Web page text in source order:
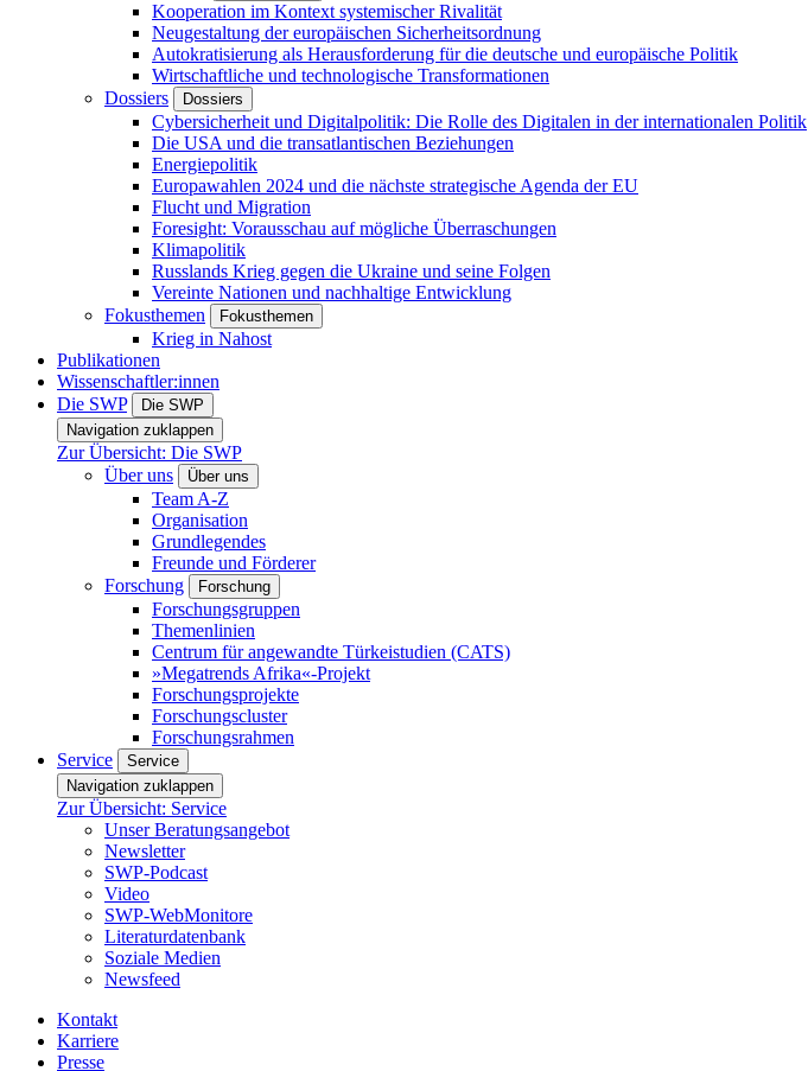
Kooperation im Kontext systemischer Rivalität
Neugestaltung der europäischen Sicherheitsordnung
Autokratisierung als Herausforderung für die deutsche und europäische Politik
Wirtschaftliche und technologische Transformationen
Dossiers
Dossiers
Cybersicherheit und Digitalpolitik: Die Rolle des Digitalen in der internationalen Politik
Die USA und die transatlantischen Beziehungen
Energiepolitik
Europawahlen 2024 und die nächste strategische Agenda der EU
Flucht und Migration
Foresight: Vorausschau auf mögliche Überraschungen
Klimapolitik
Russlands Krieg gegen die Ukraine und seine Folgen
Vereinte Nationen und nachhaltige Entwicklung
Fokusthemen
Fokusthemen
Krieg in Nahost
Publikationen
Wissenschaftler:innen
Die SWP
Die SWP
Navigation zuklappen
Zur Übersicht: Die SWP
Über uns
Über uns
Team A-Z
Organisation
Grundlegendes
Freunde und Förderer
Forschung
Forschung
Forschungsgruppen
Themenlinien
Centrum für angewandte Türkeistudien (CATS)
»Megatrends Afrika«-Projekt
Forschungsprojekte
Forschungscluster
Forschungsrahmen
Service
Service
Navigation zuklappen
Zur Übersicht: Service
Unser Beratungsangebot
Newsletter
SWP-Podcast
Video
SWP-WebMonitore
Literaturdatenbank
Soziale Medien
Newsfeed
Kontakt
Karriere
Presse